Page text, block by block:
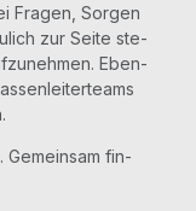
Fra­gen, Sor­gen
zur Sei­te ste­
Eben­
Gemein­sam fin­